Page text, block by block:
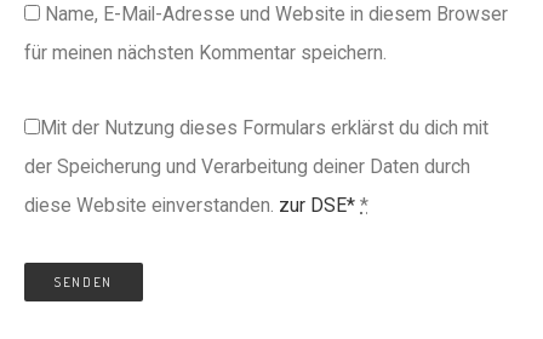
Name, E-Mail-Adresse und Website in diesem Browser
für meinen nächsten Kommentar speichern.
Mit der Nutzung dieses Formulars erklärst du dich mit
der Speicherung und Verarbeitung deiner Daten durch
diese Website einverstanden. zur DSE* *